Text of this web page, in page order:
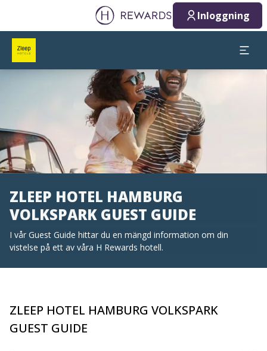
Inloggning
Bild 1 av 1
ZLEEP HOTEL HAMBURG
VOLKSPARK GUEST GUIDE
I vår Guest Guide hittar du en mängd information om din
vistelse på ett av våra H Rewards hotell.
ZLEEP HOTEL HAMBURG VOLKSPARK
GUEST GUIDE